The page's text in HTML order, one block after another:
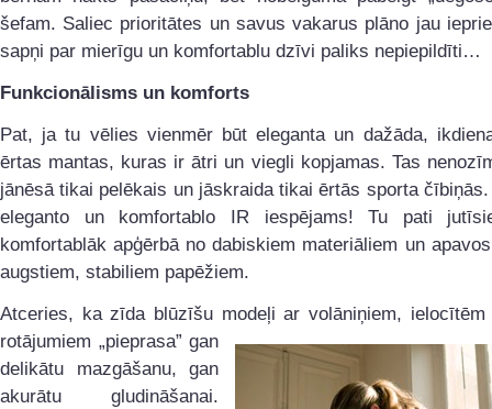
šefam. Saliec prioritātes un savus vakarus plāno jau
sapņi par mierīgu un komfortablu dzīvi paliks nepiepildīti…
Funkcionālisms un komforts
Pat, ja tu vēlies vienmēr būt eleganta un dažāda,
ērtas mantas, kuras ir ātri un viegli kopjamas. Tas
jānēsā tikai pelēkais un jāskraida tikai ērtās sporta
eleganto un komfortablo IR iespējams! Tu pati
komfortablāk apģērbā no dabiskiem materiāliem un
augstiem, stabiliem papēžiem.
Atceries, ka zīda blūzīšu modeļi ar volāniņiem, ielocītēm
rotājumiem „pieprasa” gan
delikātu mazgāšanu, gan
akurātu gludināšanai.